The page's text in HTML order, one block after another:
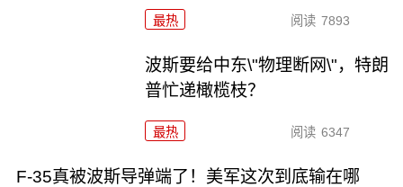
最热 阅读 7893
波斯要给中东\"物理断网\"，特朗
普忙递橄榄枝？
最热 阅读 6347
F-35真被波斯导弹端了！美军这次到底输在哪